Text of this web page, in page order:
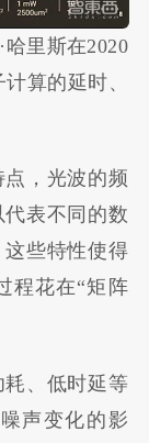
里斯在2020
算的延时、
，光波的频
表不同的数
些特性使得
程花在“矩阵
、低时延等
声变化的影